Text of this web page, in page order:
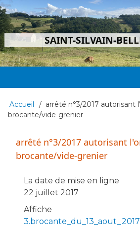
Aller
au
contenu
principal
SAINT-SILVAIN-
Main
navigation
d'Ariane
Accueil
arrêté n°3/2017 autorisant
brocante/vide-grenier
arrêté n°3/2017 autorisant
brocante/vide-grenier
La date de mise en ligne
22 juillet 2017
Affiche